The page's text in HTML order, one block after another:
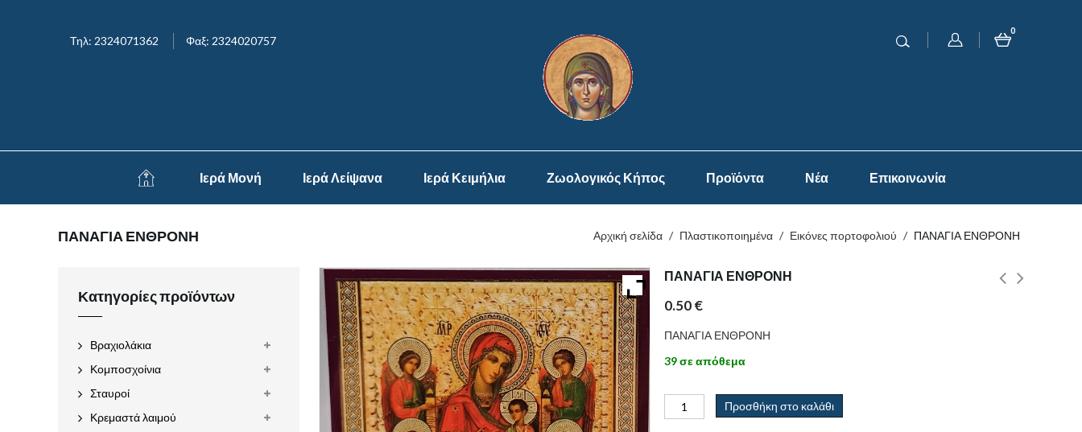
Τηλ: 2324071362 Φαξ: 2324020757
0
Ιερά Μονή Ιερά Λείψανα Ιερά Κειμήλια Ζωολογικός Κήπος Προϊόντα Νέα Επικοινωνία
ΠΑΝΑΓΙΑ ΕΝΘΡΟΝΗ Αρχική σελίδα / Πλαστικοποιημένα / Εικόνες πορτοφολιού / ΠΑΝΑΓΙΑ ΕΝΘΡΟΝΗ
ΠΑΝΑΓΙΑ ΕΝΘΡΟΝΗ
0.50€
ΠΑΝΑΓΙΑ ΕΝΘΡΟΝΗ
39 σε απόθεμα
Προσθήκη στο καλάθι
Κατηγορίες προϊόντων
Βραχιολάκια
Κομποσχοίνια
Σταυροί
Κρεμαστά λαιμού